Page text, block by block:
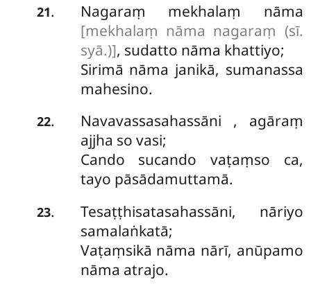
21.
Nagaraṃ mekhalaṃ nāma
[mekhalaṃ nāma nagaraṃ (sī.
syā.)], sudatto nāma khattiyo;
Sirimā nāma janikā, sumanassa
mahesino.
22. Navavassasahassāni , agāraṃ
ajjha so vasi;
Cando sucando vaṭaṃso ca,
tayo pāsādamuttamā.
23.
Tesaṭṭhisatasahassāni, nāriyo
samalaṅkatā;
Vaṭaṃsikā nāma nārī, anūpamo
nāma atrajo.